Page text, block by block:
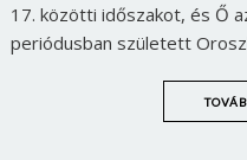
17. közötti időszakot, és Ő
periódusban született